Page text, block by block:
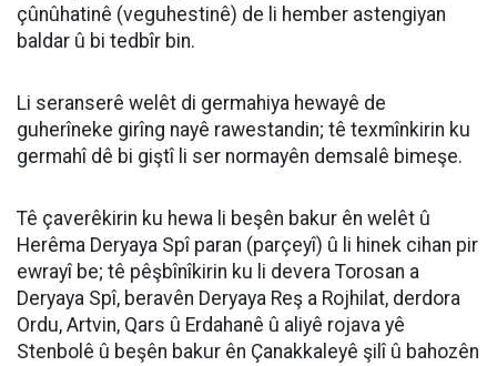
çûnûhatinê (veguhestinê) de li hember astengiyan
baldar û bi tedbîr bin.
Li seranserê welêt di germahiya hewayê de
guherîneke girîng nayê rawestandin; tê texmînkirin ku
germahî dê bi giştî li ser normayên demsalê bimeşe.
Tê çaverêkirin ku hewa li beşên bakur ên welêt û
Herêma Deryaya Spî paran (parçeyî) û li hinek cihan pir
ewrayî be; tê pêşbînîkirin ku li devera Torosan a
Deryaya Spî, beravên Deryaya Reş a Rojhilat, derdora
Ordu, Artvin, Qars û Erdahanê û aliyê rojava yê
Stenbolê û beşên bakur ên Çanakkaleyê şilî û bahozên